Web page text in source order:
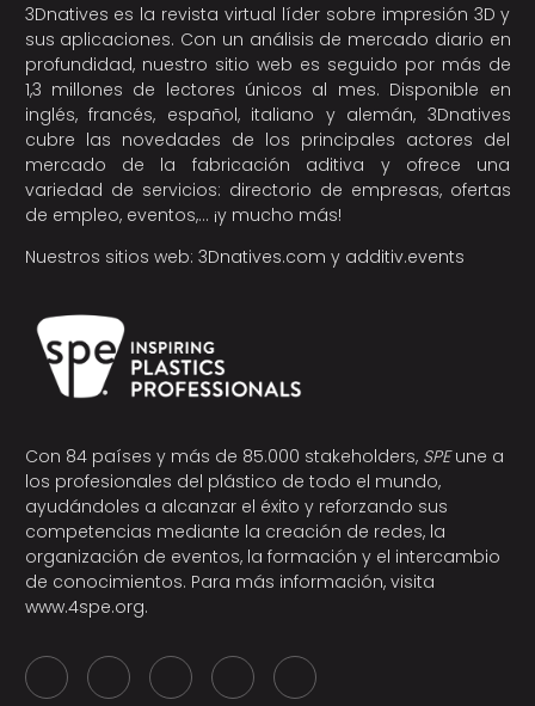
3Dnatives es la revista virtual líder sobre impresión 3D y
sus aplicaciones. Con un análisis de mercado diario en
profundidad, nuestro sitio web es seguido por más de
1,3 millones de lectores únicos al mes. Disponible en
inglés, francés, español, italiano y alemán, 3Dnatives
cubre las novedades de los principales actores del
mercado de la fabricación aditiva y ofrece una
variedad de servicios: directorio de empresas, ofertas
de empleo, eventos,… ¡y mucho más!
Nuestros sitios web: 3Dnatives.com y additiv.events
Con 84 países y más de 85.000 stakeholders, SPEune a
los profesionales del plástico de todo el mundo,
ayudándoles a alcanzar el éxito y reforzando sus
competencias mediante la creación de redes, la
organización de eventos, la formación y el intercambio
de conocimientos. Para más información, visita
www.4spe.org.